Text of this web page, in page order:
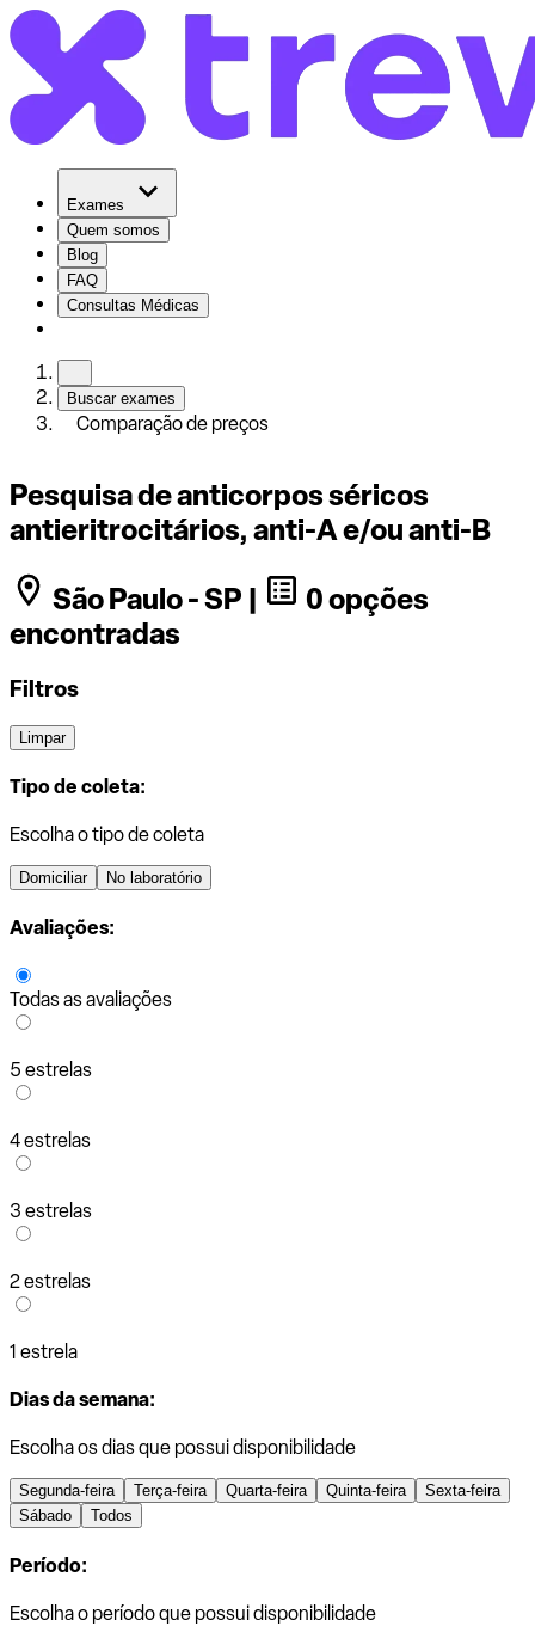
Exames
Quem somos
Blog
FAQ
Consultas Médicas
Buscar exames
Comparação de preços
Pesquisa de anticorpos séricos
antieritrocitários, anti-A e/ou anti-B
São Paulo - SP |
0 opções
encontradas
Filtros
Limpar
Tipo de coleta:
Escolha o tipo de coleta
Domiciliar No laboratório
Avaliações:
Todas as avaliações
5 estrelas
4 estrelas
3 estrelas
2 estrelas
1 estrela
Dias da semana:
Escolha os dias que possui disponibilidade
Segunda-feira Terça-feira Quarta-feira Quinta-feira
Sexta-feira
Sábado
Todos
Período:
Escolha o período que possui disponibilidade